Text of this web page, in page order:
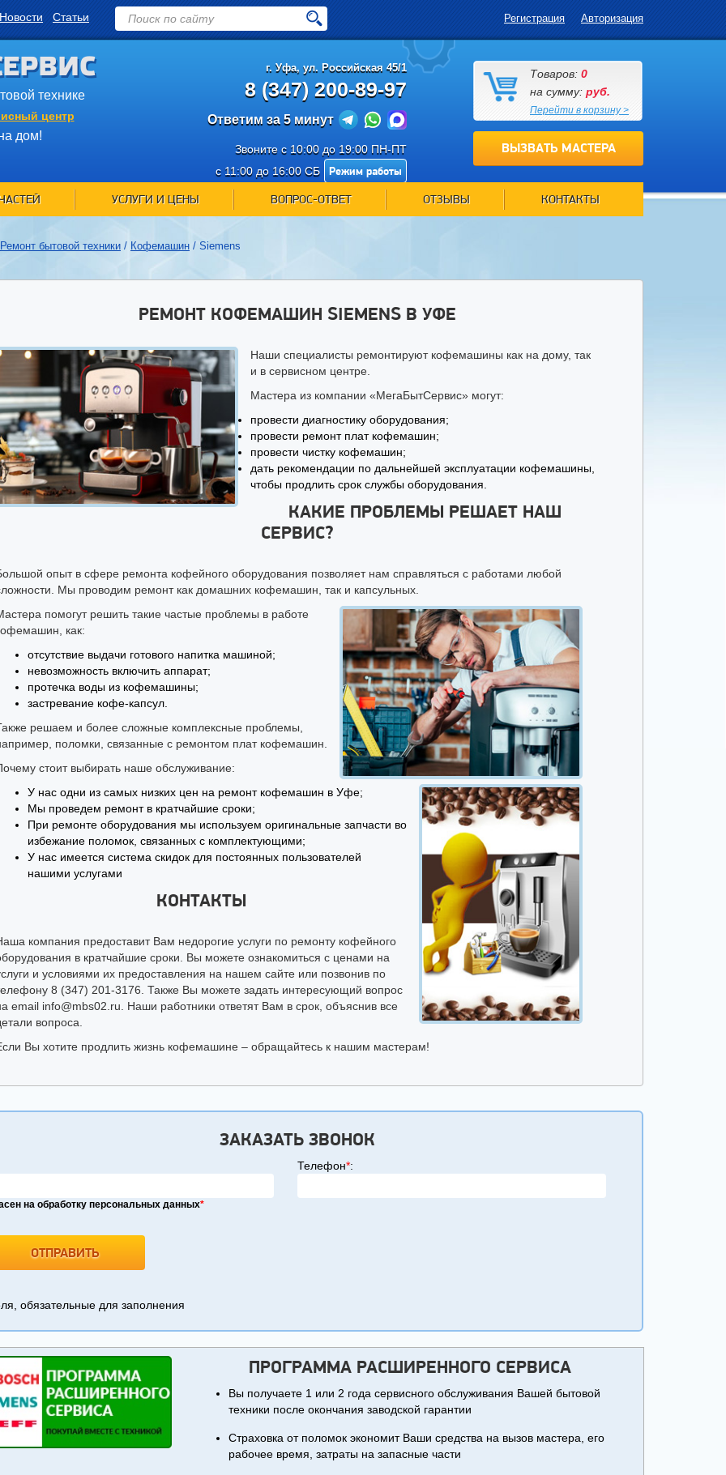
Новости Статьи Регистрация Авторизация
технике
центр
дом!
г. Уфа, ул. Российская 45/1
8 (347) 200-89-97
Ответим за 5 минут
Звоните с 10:00 до 19:00 ПН-ПТ
с 11:00 до 16:00 СБ
Режим работы
Товаров: 0
на сумму: руб.
Перейти в корзину >
ВЫЗВАТЬ МАСТЕРА
УСЛУГИ И ЦЕНЫ ВОПРОС-ОТВЕТ ОТЗЫВЫ КОНТАКТЫ
Ремонт бытовой техники / Кофемашин / Siemens
РЕМОНТ КОФЕМАШИН SIEMENS В УФЕ
Наши специалисты ремонтируют кофемашины как на дому, так
и в сервисном центре.
Мастера из компании «МегаБытСервис» могут:
провести диагностику оборудования;
провести ремонт плат кофемашин;
провести чистку кофемашин;
дать рекомендации по дальнейшей эксплуатации кофемашины,
чтобы продлить срок службы оборудования.
КАКИЕ ПРОБЛЕМЫ РЕШАЕТ НАШ
СЕРВИС?
опыт в сфере ремонта кофейного оборудования позволяет нам справляться с работами любой
Мы проводим ремонт как домашних кофемашин, так и капсульных.
помогут решить такие частые проблемы в работе
как:
отсутствие выдачи готового напитка машиной;
невозможность включить аппарат;
протечка воды из кофемашины;
застревание кофе-капсул.
решаем и более сложные комплексные проблемы,
поломки, связанные с ремонтом плат кофемашин.
стоит выбирать наше обслуживание:
У нас одни из самых низких цен на ремонт кофемашин в Уфе;
Мы проведем ремонт в кратчайшие сроки;
При ремонте оборудования мы используем оригинальные запчасти во
избежание поломок, связанных с комплектующими;
У нас имеется система скидок для постоянных пользователей
нашими услугами
КОНТАКТЫ
компания предоставит Вам недорогие услуги по ремонту кофейного
в кратчайшие сроки. Вы можете ознакомиться с ценами на
и условиями их предоставления на нашем сайте или позвонив по
8 (347) 201-3176. Также Вы можете задать интересующий вопрос
email info@mbs02.ru. Наши работники ответят Вам в срок, объяснив все
вопроса.
Вы хотите продлить жизнь кофемашине – обращайтесь к нашим мастерам!
ЗАКАЗАТЬ ЗВОНОК
Телефон*:
на обработку персональных данных*
обязательные для заполнения
ПРОГРАММА РАСШИРЕННОГО СЕРВИСА
Вы получаете 1 или 2 года сервисного обслуживания Вашей бытовой
техники после окончания заводской гарантии
Страховка от поломок экономит Ваши средства на вызов мастера, его
рабочее время, затраты на запасные части